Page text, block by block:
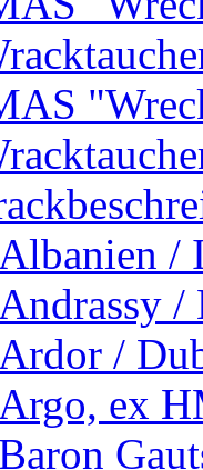
Albanien /
Andrassy /
Ardor /
Argo, ex
Baron